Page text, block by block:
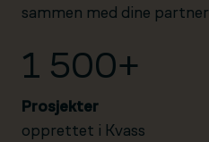
sammen med dine
1 500+
Prosjekter
opprettet i Kvass